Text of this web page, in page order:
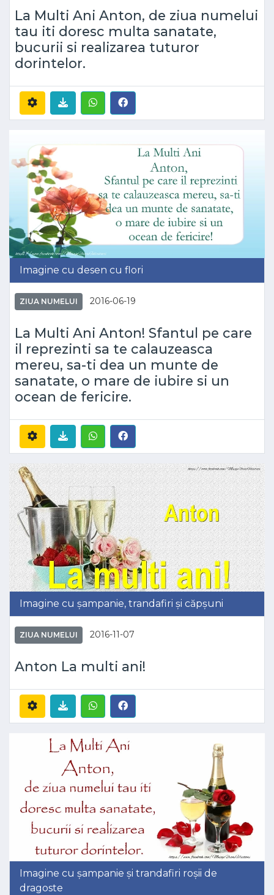
La Multi Ani Anton, de ziua numelui
tau iti doresc multa sanatate,
bucurii si realizarea tuturor
dorintelor.
Imagine cu desen cu flori
ZIUA NUMELUI 2016-06-19
La Multi Ani Anton! Sfantul pe care
il reprezinti sa te calauzeasca
mereu, sa-ti dea un munte de
sanatate, o mare de iubire si un
ocean de fericire.
Imagine cu șampanie, trandafiri și căpșuni
ZIUA NUMELUI 2016-11-07
Anton La multi ani!
Imagine cu șampanie și trandafiri roșii de
dragoste